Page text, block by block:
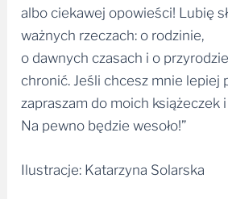
albo ciekawej opowieści! Lubię
ważnych rzeczach: o rodzinie,
o dawnych czasach i o
chronić. Jeśli chcesz mnie lepiej
zapraszam do moich książeczek
Na pewno będzie wesoło!”
Ilustracje: Katarzyna Solarska